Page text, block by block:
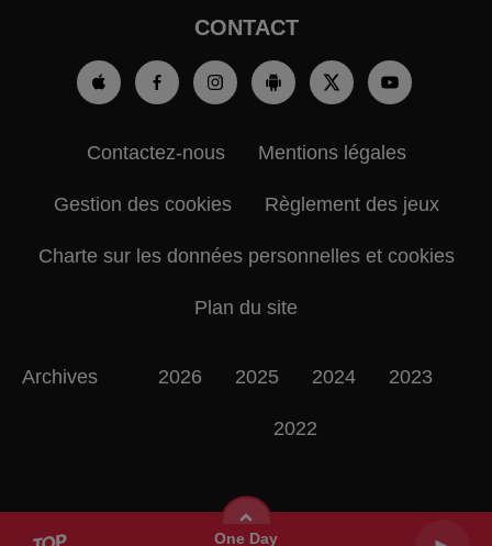
One Day
CONTACT
Contactez-nous Mentions légales
Gestion des cookies Règlement des jeux
Charte sur les données personnelles et cookies
Plan du site
Archives 2026 2025 2024 2023
2022